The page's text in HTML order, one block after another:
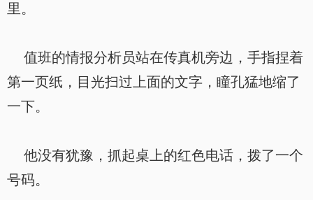
里。
值班的情报分析员站在传真机旁边，手指捏着
第一页纸，目光扫过上面的文字，瞳孔猛地缩了
一下。
他没有犹豫，抓起桌上的红色电话，拨了一个
号码。